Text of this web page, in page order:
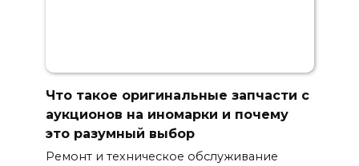
Что такое оригинальные запчасти с
аукционов на иномарки и почему
это разумный выбор
Ремонт и техническое обслуживание